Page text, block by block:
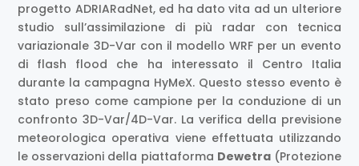
progetto ADRIARadNet, ed ha dato vita ad un ulteriore
studio sull’assimilazione di più radar con tecnica
variazionale 3D-Var con il modello WRF per un evento
di flash flood che ha interessato il Centro Italia
durante la campagna HyMeX. Questo stesso evento è
stato preso come campione per la conduzione di un
confronto 3D-Var/4D-Var. La verifica della previsione
meteorologica operativa viene effettuata utilizzando
le osservazioni della piattaforma Dewetra (Protezione